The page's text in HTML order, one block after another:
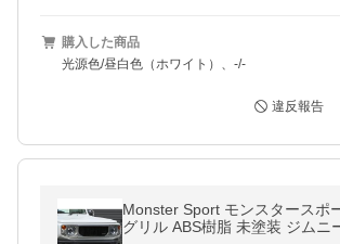
購入した商品
光源色/昼白色（ホワイト）、-/-
違反報告
Monster Sport モンスタースポ
グリル ABS樹脂 未塗装 ジムニ